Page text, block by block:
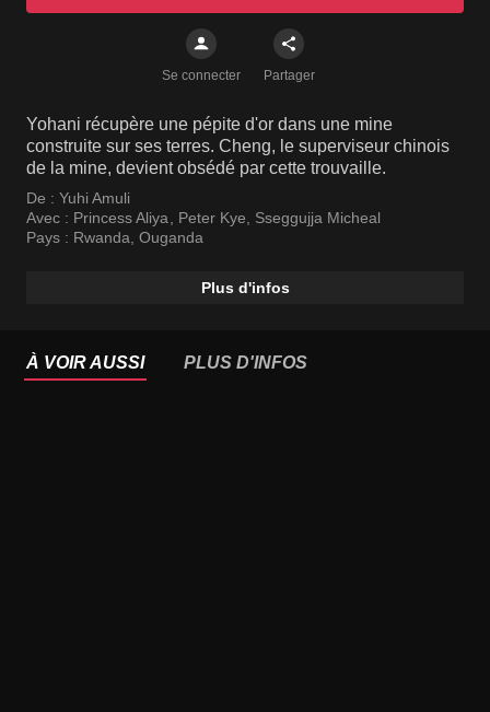
Se connecter Partager
Yohani récupère une pépite d'or dans une mine
construite sur ses terres. Cheng, le superviseur chinois
de la mine, devient obsédé par cette trouvaille.
De : Yuhi Amuli
Avec : Princess Aliya, Peter Kye, Sseggujja Micheal
Pays : Rwanda, Ouganda
Plus d'infos
À VOIR AUSSI PLUS D'INFOS